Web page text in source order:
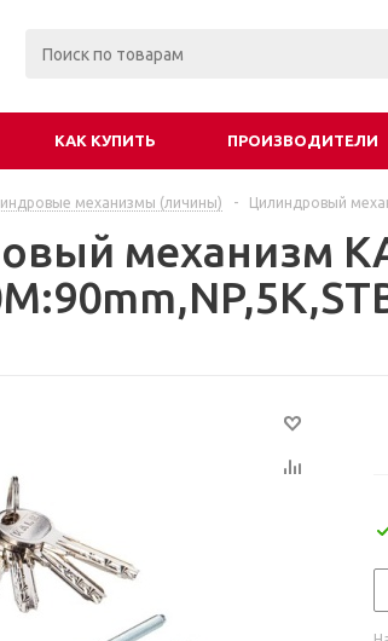
КАК КУПИТЬ ПРОИЗВОДИТЕЛИ
механизмы (личины) - Цилиндровый
механизм